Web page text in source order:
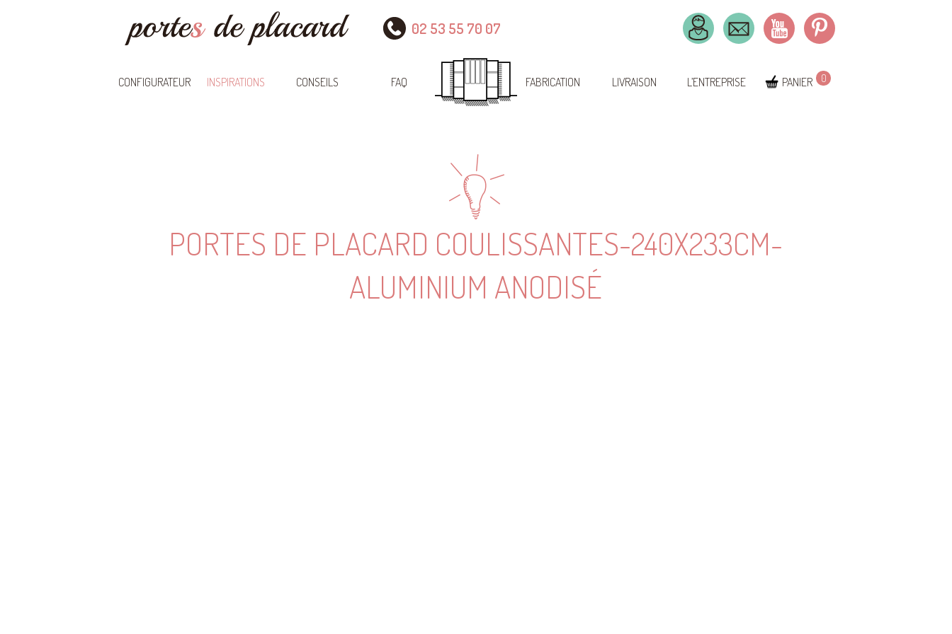
02 53 55 70 07
CONFIGURATEUR INSPIRATIONS CONSEILS FAQ FABRICATION LIVRAISON L’ENTREPRISE PANIER 0
PORTES DE PLACARD COULISSANTES-240X233CM-
ALUMINIUM ANODISÉ